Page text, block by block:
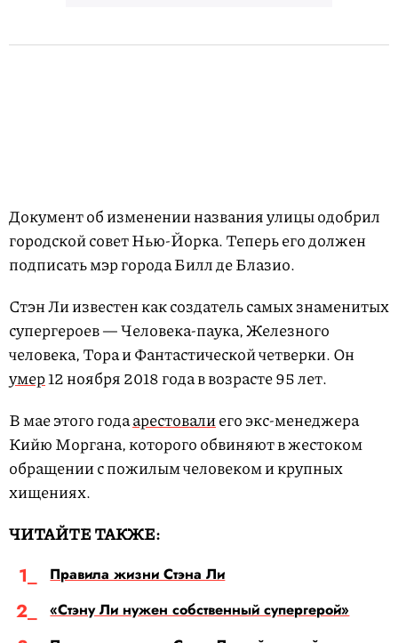
Документ об изменении названия улицы одобрил
городской совет Нью-Йорка. Теперь его должен
подписать мэр города Билл де Блазио.
Стэн Ли известен как создатель самых знаменитых
супергероев — Человека-паука, Железного
человека, Тора и Фантастической четверки. Он
умер12 ноября 2018 года в возрасте 95 лет.
В мае этого годаарестовалиего экс-менеджера
Кийю Моргана, которого обвиняют в жестоком
обращении с пожилым человеком и крупных
хищениях.
ЧИТАЙТЕ ТАКЖЕ:
Правила жизни Стэна Ли
«Стэну Ли нужен собственный супергерой»